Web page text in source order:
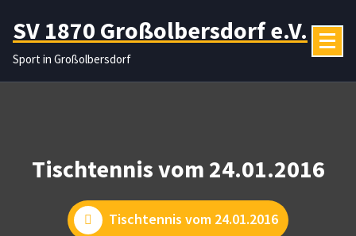
Inhalt
springen
SV 1870 Großolbersdorf e.V.
Sport in Großolbersdorf
Tischtennis vom 24.01.2016
Tischtennis vom 24.01.2016